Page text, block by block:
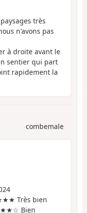
très
n'avons pas
à droite avant le
sentier qui part
rapidement la
combemale
Très bien
Bien